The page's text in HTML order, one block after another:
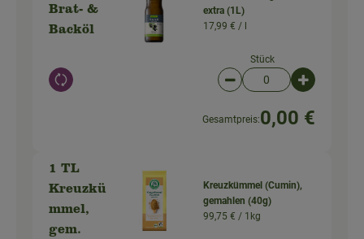
Brat- &
Backöl
Auswahl ändern
extra (1L)
17,99 € / l
Stück
Artikelanzahl
Gesamtpreis:0,00 €
1 TL
Kreuzkü
mmel,
gem.
Kreuzkümmel (Cumin),
gemahlen (40g)
99,75 € / 1kg